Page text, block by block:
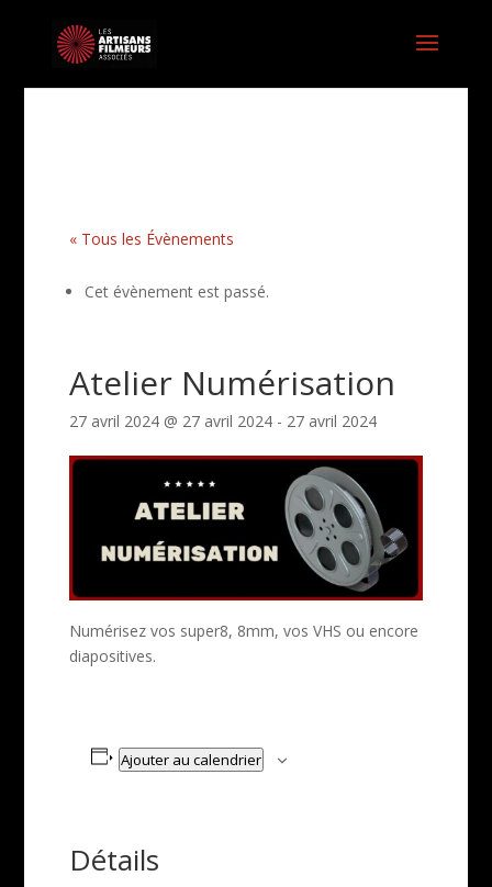
« Tous les Évènements
Cet évènement est passé.
Atelier Numérisation
27 avril 2024 @ 27 avril 2024- 27 avril 2024
Numérisez vos super8, 8mm, vos VHS ou encore
diapositives.
Ajouter au calendrier
Détails